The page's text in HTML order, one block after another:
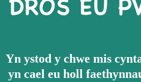
DROS EU
Yn ystod y chwe mis
yn cael eu holl